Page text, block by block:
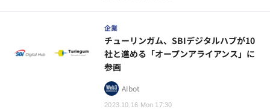
企業
2023.10.16 Mon 17:30
チューリンガム、SBIデジタルハブが10
社と進める「オープンアライアンス」に
参画
AIbot